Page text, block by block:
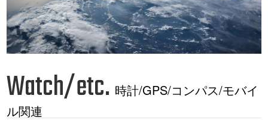
Watch/etc. 時計/GPS/コンパス/モバイ
ル関連